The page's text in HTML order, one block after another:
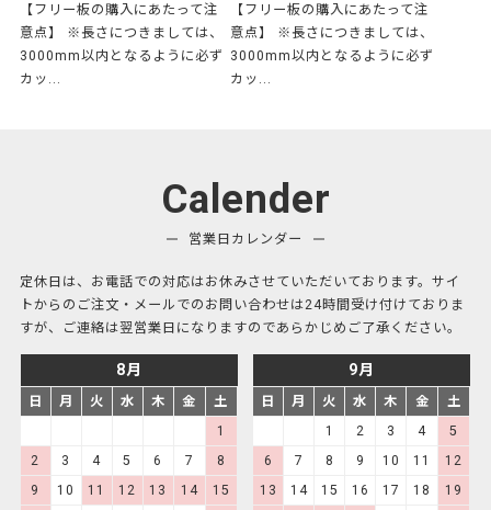
【フリー板の購入にあたって注
意点】 ※長さにつきましては、
3000mm以内となるように必ず
カッ...
【フリー板の購入にあたって注
意点】 ※長さにつきましては、
3000mm以内となるように必ず
カッ...
Calender
営業日カレンダー
定休日は、お電話での対応はお休みさせていただいております。サイ
トからのご注文・メールでのお問い合わせは24時間受け付けておりま
すが、ご連絡は翌営業日になりますのであらかじめご了承ください。
8月
日 月 火 水 木 金
土
1
2
3 4 5 6 7
8
9
10 11 12 13 14
15
9月
日 月 火 水 木 金
土
1
2 3 4
5
6
7 8 9 10 11
12
13
14 15 16 17 18
19